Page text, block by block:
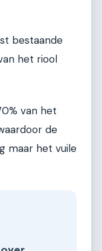
bestaande
het riool
van het
de
maar het vuile